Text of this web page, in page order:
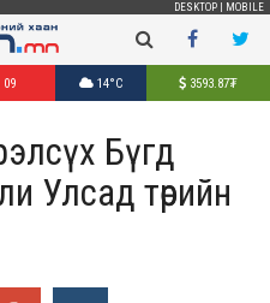
DESKTOP MOBILE
09 14°C 3593.87₮
Бүгд
Улсад төрийн